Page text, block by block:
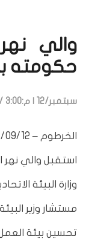
والي
حكومته
سبتمبر/12 | م:3:00 /
الخرطوم – 2017/09/12 – إذاعة بلادي
استقبل والي نهر
وزارة البيئة
مستشار وزير
تحسين بيئة العمل